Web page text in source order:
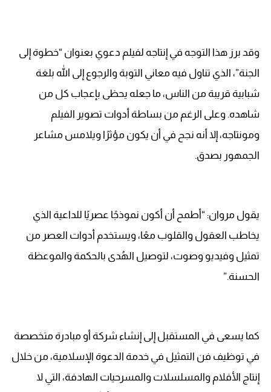
وقد برز هذا التوجه في إنتاجه لفيلم دعوي بعنوان “خطوة إلى
الجنة”، الذي تناول فيه معاني التوبة والرجوع إلى الله بلغة
شبابية قريبة من الناس، ما جعله يحظى بإعجاب كل من
شاهده. وعلى الرغم من بساطة أدوات تصوير الفيلم
ومونتاجه، إلا أنه نجح في أن يكون مؤثرًا ويلامس مشاعر
الجمهور بصدق.
يقول مروان: “أطمح أن أكون نموذجًا عصريًا للداعية الذي
يخاطب العقول والقلوب معًا، ويستخدم أدوات العصر من
تمثيل وفيديو وصوت، لتوصيل الهُدى بالحكمة والموعظة
الحسنة.”
كما يسعى في المستقبل إلى إنشاء شركة أو مبادرة متخصصة
في توظيف فن التمثيل في خدمة الدعوة الإسلامية، من خلال
إنتاج الأفلام والمسلسلات والمسرحيات الهادفة، التي لا